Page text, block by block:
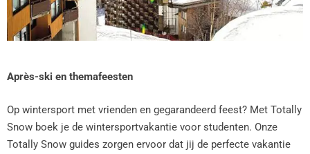
Après-ski en themafeesten
Op wintersport met vrienden en gegarandeerd feest? Met Totally
Snow boek je de wintersportvakantie voor studenten. Onze
Totally Snow guides zorgen ervoor dat jij de perfecte vakantie